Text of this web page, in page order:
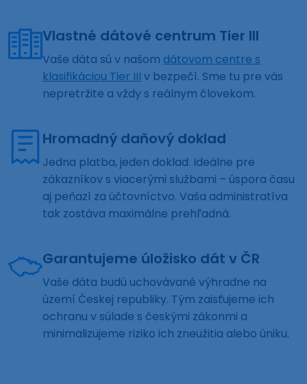
Vlastné dátové centrum Tier III
Vaše dáta sú v našom dátovom centre s
klasifikáciou Tier III v bezpečí. Sme tu pre vás
nepretržite a vždy s reálnym človekom.
Hromadný daňový doklad
Jedna platba, jeden doklad. Ideálne pre
zákazníkov s viacerými službami – úspora času
aj peňazí za účtovníctvo. Vaša administratíva
tak zostáva maximálne prehľadná.
Garantujeme úložisko dát v ČR
Vaše dáta budú uchovávané výhradne na
území Českej republiky. Tým zaisťujeme ich
ochranu v súlade s českými zákonmi a
minimalizujeme riziko ich zneužitia alebo úniku.